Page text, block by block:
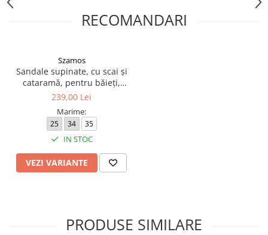
RECOMANDARI
Szamos
Sandale supinate, cu scai și
cataramă, pentru băieți,
model cu maşinuţă
239,00 Lei
Marime:
25 34 35
IN STOC
VEZI VARIANTE
PRODUSE SIMILARE